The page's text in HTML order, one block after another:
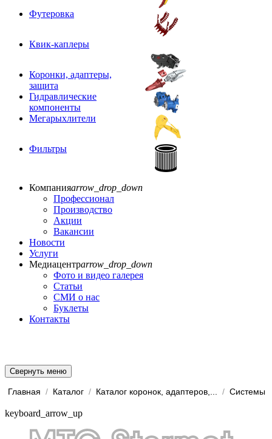
Футеровка
Квик-каплеры
Коронки, адаптеры,
защита
Гидравлические
компоненты
Мегарыхлители
Фильтры
Компанияarrow_drop_down
Профессионал
Производство
Акции
Вакансии
Новости
Услуги
Медиацентрarrow_drop_down
Фото и видео галерея
Статьи
СМИ о нас
Буклеты
Контакты
Свернуть меню
Главная / Каталог / Каталог коронок, адаптеров,... /
keyboard_arrow_up